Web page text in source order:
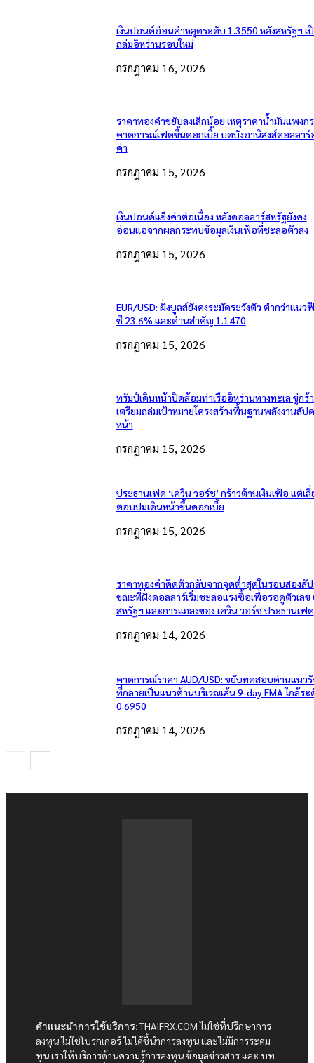
เงินปอนด์อ่อนค่าหลุดระดับ 1.3550 หลังสหรัฐฯ เ
ถล่มอิหร่านรอบใหม่
กรกฎาคม 16, 2026
ราคาทองคำขยับลงเล็กน้อย เหตุราคาน้ำมันแพงก
คาดการณ์เฟดขึ้นดอกเบี้ย บดบังอานิสงส์ดอลลา
ค่า
กรกฎาคม 15, 2026
เงินปอนด์แข็งค่าต่อเนื่อง หลังดอลลาร์สหรัฐยังคง
อ่อนแอจากผลกระทบข้อมูลเงินเฟ้อที่ชะลอตัวลง
กรกฎาคม 15, 2026
EUR/USD: ฝั่งบูลส์ยังคงระมัดระวังตัว ต่ำกว่าแนว
ชี 23.6% และด่านสำคัญ 1.1470
กรกฎาคม 15, 2026
ทรัมป์เดินหน้าปิดล้อมท่าเรืออิหร่านทางทะเล ขู่กร้
เตรียมถล่มเป้าหมายโครงสร้างพื้นฐานพลังงานสัป
หน้า
กรกฎาคม 15, 2026
ประธานเฟด ‘เควิน วอร์ช’ กร้าวต้านเงินเฟ้อ แต่เลี่
ตอบปมเดินหน้าขึ้นดอกเบี้ย
กรกฎาคม 15, 2026
ราคาทองคำดีดตัวกลับจากจุดต่ำสุดในรอบสองสั
ขณะที่ฝั่งดอลลาร์เริ่มชะลอแรงซื้อเพื่อรอดูตัวเลข
สหรัฐฯ และการแถลงของ เควิน วอร์ช ประธานเฟด
กรกฎาคม 14, 2026
คาดการณ์ราคา AUD/USD: ขยับทดสอบด่านแนวรั
ที่กลายเป็นแนวต้านบริเวณเส้น 9-day EMA ใกล้ร
0.6950
กรกฎาคม 14, 2026
คำแนะนำการใช้บริการ:THAIFRX.COM ไม่ใช่ที่ปรึกษาการ
ลงทุน ไม่ใช่โบรกเกอร์ ไม่ได้ชี้นำการลงทุน และไม่มีการระดม
ทุน เราให้บริการด้านความรู้การลงทุน ข้อมูลข่าวสาร และ บท